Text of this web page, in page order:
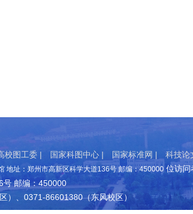
校图工委 | 国家科图中心 | 国家标准网 |
科技论
地址：郑州市高新区科学大道136号 邮编：450000 位访问
号 邮编：450000
）、0371-86601380（东风校区）